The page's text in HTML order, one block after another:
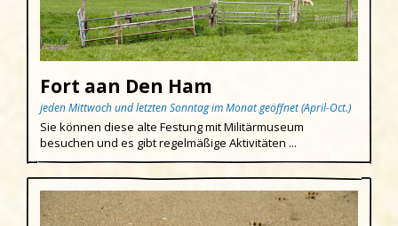
Fort aan Den Ham
jeden Mittwoch und letzten Sonntag im Monat geöffnet (April-Oct.)
Sie können diese alte Festung mit Militärmuseum
besuchen und es gibt regelmäßige Aktivitäten ...